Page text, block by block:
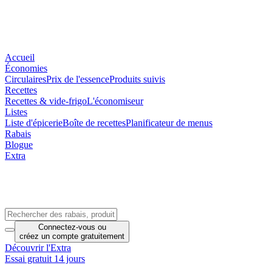
Accueil
Économies
CirculairesPrix de l'essenceProduits suivis
Recettes
Recettes & vide-frigoL'économiseur
Listes
Liste d'épicerieBoîte de recettesPlanificateur de menus
Rabais
Blogue
Extra
Connectez-vous ou
créez un compte gratuitement
Découvrir l'Extra
Essai gratuit 14 jours